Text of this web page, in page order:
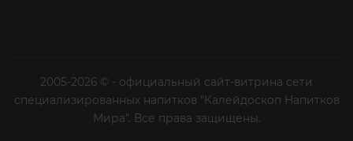
2005-2026 © - официальный сайт-витрина сети
специализированных напитков "Калейдоскоп Напитков
Мира". Все права защищены.